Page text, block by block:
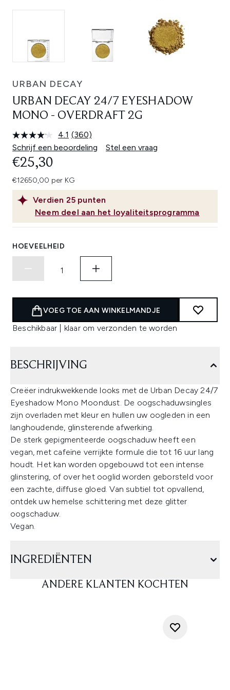
URBAN DECAY
URBAN DECAY 24/7 EYESHADOW
MONO - OVERDRAFT 2G
4.1 Lees
360
beoordelingen.
(360)
Schrijf een beoordeling
Stel een vraag
Verdien 25 punten
Neem deel aan het loyaliteitsprogramma
€25,30
€12650,00 per KG
HOEVEELHEID
VOEG TOE AAN WINKELMANDJE
Beschikbaar | klaar om verzonden te worden
BESCHRIJVING
Creëer indrukwekkende looks met de Urban Decay 24/7
Eyeshadow Mono Moondust. De oogschaduwsingles
zijn overladen met kleur en hullen uw oogleden in een
langhoudende, glinsterende afwerking.
De sterk gepigmenteerde oogschaduw heeft een
vegan, met cafeïne verrijkte formule die tot 16 uur lang
houdt. Het kan worden opgebouwd tot een intense
glinstering, of over het ooglid worden geborsteld voor
een zachte, diffuse gloed. Van subtiel tot opvallend,
ontdek uw hemelse schittering met deze glitter
oogschaduw.
Vegan.
INGREDIËNTEN
ANDERE KLANTEN KOCHTEN